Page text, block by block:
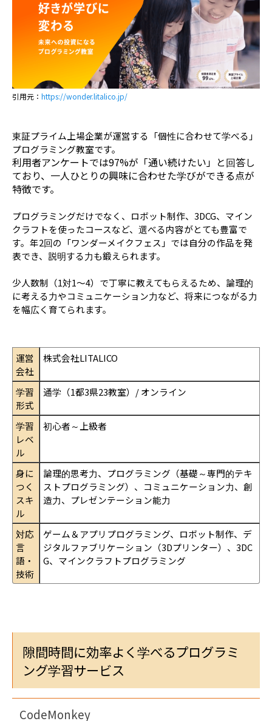
引用元： https://wonder.litalico.jp/
東証プライム上場企業が運営する「個性に合わせて学べる」
プログラミング教室です。
利用者アンケートでは97%が「通い続けたい」と回答し
ており、一人ひとりの興味に合わせた学びができる点が
特徴です。
プログラミングだけでなく、ロボット制作、3DCG、マイン
クラフトを使ったコースなど、選べる内容がとても豊富で
す。年2回の「ワンダーメイクフェス」では自分の作品を発
表でき、説明する力も鍛えられます。
少人数制（1対1〜4）で丁寧に教えてもらえるため、論理的
に考える力やコミュニケーション力など、将来につながる力
を幅広く育てられます。
運営
会社
株式会社LITALICO
学習
形式
通学（1都3県23教室）/ オンライン
学習
レベ
ル
初心者～上級者
身に
つく
スキ
ル
論理的思考力、プログラミング（基礎～専門的テキ
ストプログラミング）、コミュニケーション力、創
造力、プレゼンテーション能力
対応
言
語・
技術
ゲーム＆アプリプログラミング、ロボット制作、デ
ジタルファブリケーション（3Dプリンター）、3DC
G、マインクラフトプログラミング
隙間時間に効率よく学べるプログラミ
ング学習サービス
CodeMonkey